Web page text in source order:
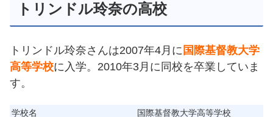
トリンドル玲奈の高校
トリンドル玲奈さんは2007年4月に 国際基督教大学
高等学校に入学。2010年3月に同校を卒業していま
す。
学校名
国際基督教大学高等学校